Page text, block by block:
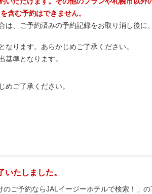
含む予約はできません。
、ご予約済みの予約記録をお取り消し後に
ります。あらかじめご了承ください。
基準となります。
ご了承ください。
たしました。
ご予約ならJALイージーホテルで検索！」